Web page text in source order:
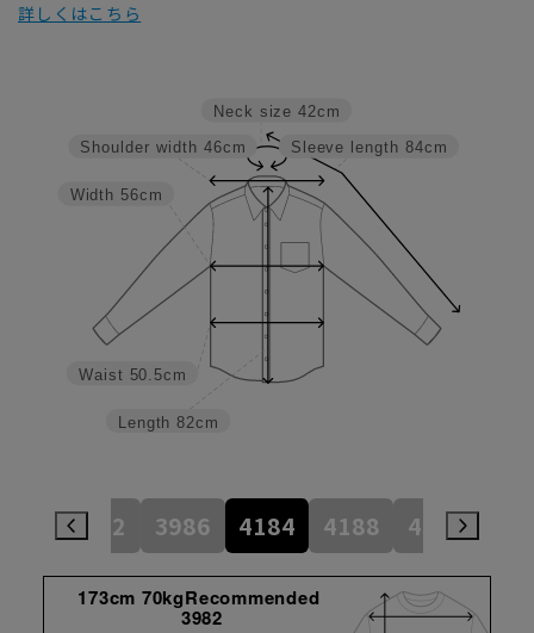
詳しくはこちら
Sleeve length 84cm
Neck size 42cm
Length 82cm
Waist 50.5cm
Width 56cm
Shoulder width 46cm
3982 3986 4184 4188 4386
173cm 70kgRecommended
3982